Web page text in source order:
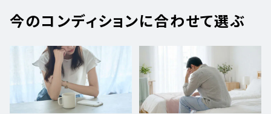
今のコンディションに合わせて選ぶ